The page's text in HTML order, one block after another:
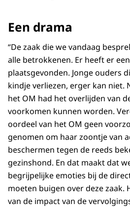
Een drama
“De zaak die we vandaag
alle betrokkenen. Er heeft er
plaatsgevonden. Jonge ouders
kindje verliezen, erger kan niet.
het OM had het overlijden van
voorkomen kunnen worden.
oordeel van het OM geen
genomen om haar zoontje van
beschermen tegen de reeds
gezinshond. En dat maakt dat
begrijpelijke emoties bij de
moeten buigen over deze zaak.
van de impact van de